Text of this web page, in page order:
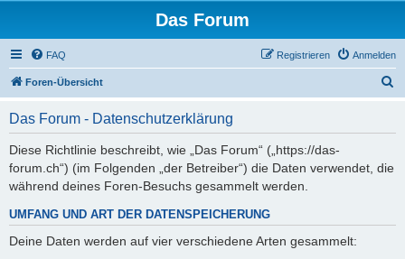
Das Forum
FAQ Anmelden
Registrieren
Foren-Übersicht
Das Forum - Datenschutzerklärung
Diese Richtlinie beschreibt, wie „Das Forum“ („https://das-
forum.ch“) (im Folgenden „der Betreiber“) die Daten verwendet, die
während deines Foren-Besuchs gesammelt werden.
UMFANG UND ART DER DATENSPEICHERUNG
Deine Daten werden auf vier verschiedene Arten gesammelt: